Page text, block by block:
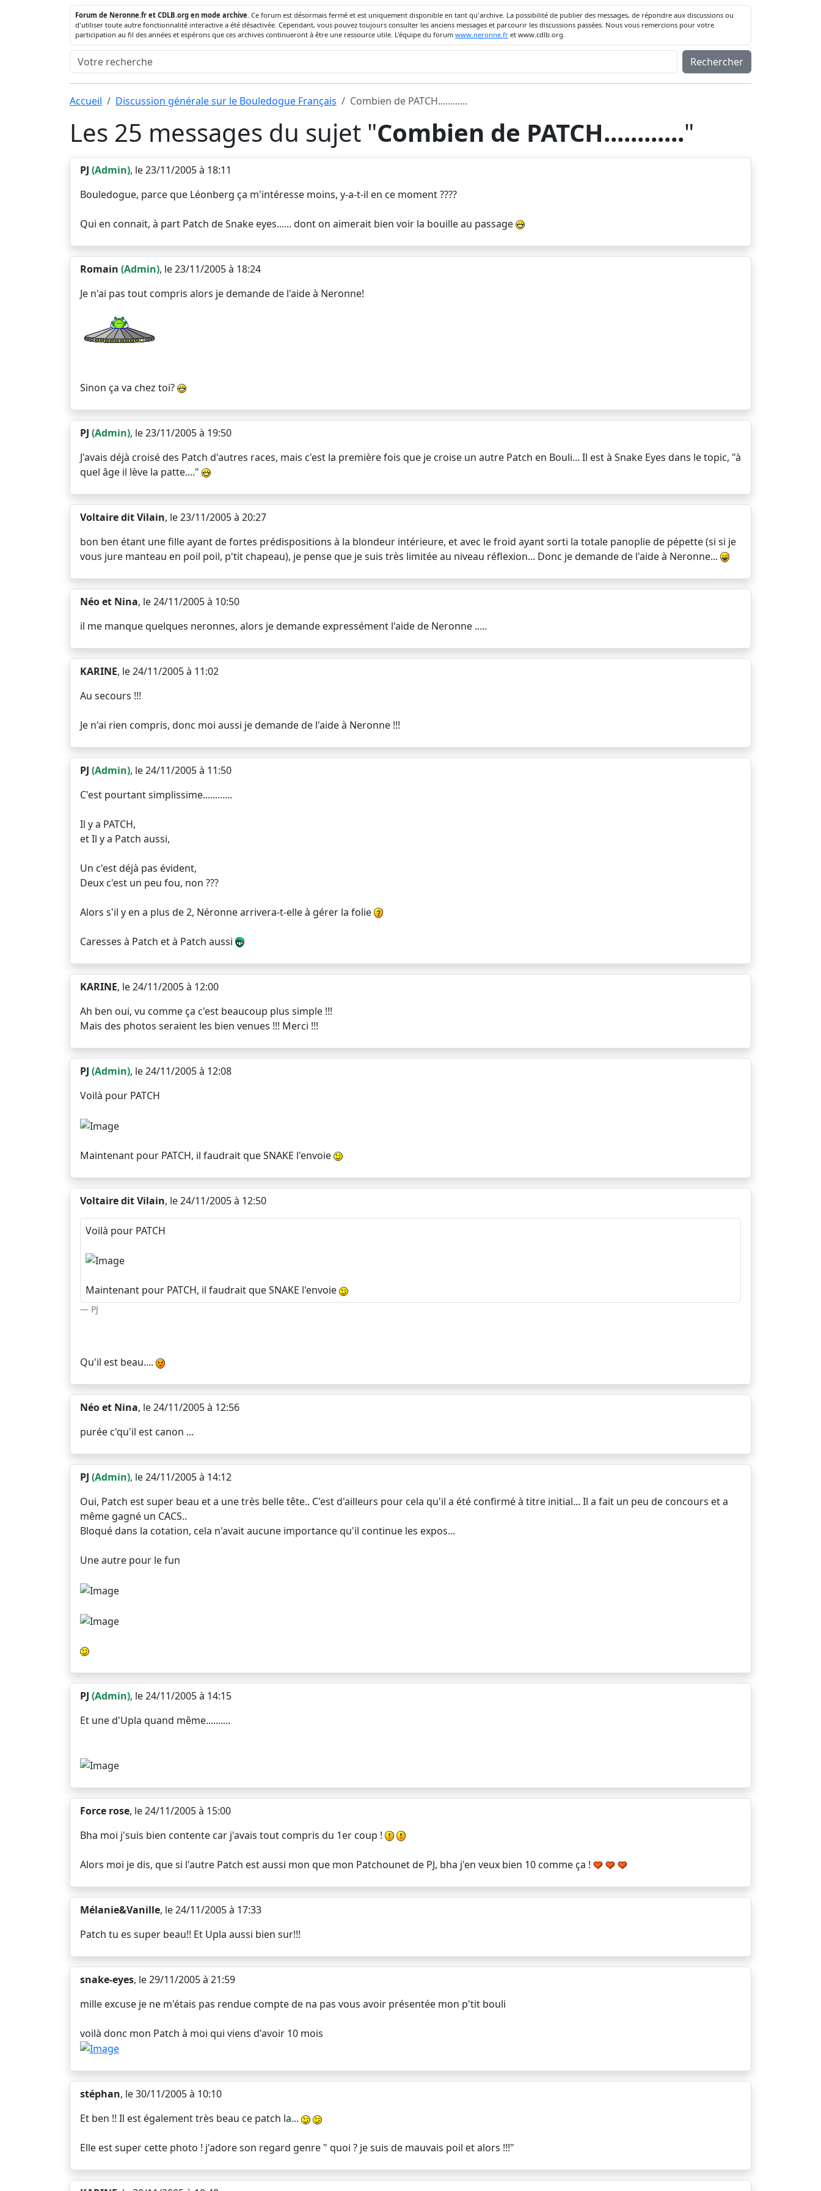
Forum de Neronne.fr et CDLB.org en mode archive. Ce forum est désormais fermé et est uniquement disponible en tant qu'archive. La possibilité de publier des messages, de répondre aux discussions ou
d'utiliser toute autre fonctionnalité interactive a été désactivée. Cependant, vous pouvez toujours consulter les anciens messages et parcourir les discussions passées. Nous vous remercions pour votre
participation au fil des années et espérons que ces archives continueront à être une ressource utile. L'équipe du forum www.neronne.fr et www.cdlb.org.
Rechercher
Accueil Discussion générale sur le Bouledogue Français Combien de PATCH............
Les 25 messages du sujet "Combien de PATCH............"
PJ (Admin), le 23/11/2005 à 18:11
Bouledogue, parce que Léonberg ça m'intéresse moins, y-a-t-il en ce moment ????
Qui en connait, à part Patch de Snake eyes...... dont on aimerait bien voir la bouille au passage
Romain (Admin), le 23/11/2005 à 18:24
Je n'ai pas tout compris alors je demande de l'aide à Neronne!
Sinon ça va chez toi?
PJ (Admin), le 23/11/2005 à 19:50
J'avais déjà croisé des Patch d'autres races, mais c'est la première fois que je croise un autre Patch en Bouli... Il est à Snake Eyes dans le topic, "à
quel âge il lève la patte...."
Voltaire dit Vilain, le 23/11/2005 à 20:27
bon ben étant une fille ayant de fortes prédispositions à la blondeur intérieure, et avec le froid ayant sorti la totale panoplie de pépette (si si je
vous jure manteau en poil poil, p'tit chapeau), je pense que je suis très limitée au niveau réflexion... Donc je demande de l'aide à Neronne...
Néo et Nina, le 24/11/2005 à 10:50
il me manque quelques neronnes, alors je demande expressément l'aide de Neronne .....
KARINE, le 24/11/2005 à 11:02
Au secours !!!
Je n'ai rien compris, donc moi aussi je demande de l'aide à Neronne !!!
PJ (Admin), le 24/11/2005 à 11:50
C'est pourtant simplissime............
Il y a PATCH,
et Il y a Patch aussi,
Un c'est déjà pas évident,
Deux c'est un peu fou, non ???
Alors s'il y en a plus de 2, Néronne arrivera-t-elle à gérer la folie
Caresses à Patch et à Patch aussi
KARINE, le 24/11/2005 à 12:00
Ah ben oui, vu comme ça c'est beaucoup plus simple !!!
Mais des photos seraient les bien venues !!! Merci !!!
PJ (Admin), le 24/11/2005 à 12:08
Voilà pour PATCH
Maintenant pour PATCH, il faudrait que SNAKE l'envoie
Voltaire dit Vilain, le 24/11/2005 à 12:50
Voilà pour PATCH
Maintenant pour PATCH, il faudrait que SNAKE l'envoie
PJ
Qu'il est beau....
Néo et Nina, le 24/11/2005 à 12:56
purée c'qu'il est canon ...
PJ (Admin), le 24/11/2005 à 14:12
Oui, Patch est super beau et a une très belle tête.. C'est d'ailleurs pour cela qu'il a été confirmé à titre initial... Il a fait un peu de concours et a
même gagné un CACS..
Bloqué dans la cotation, cela n'avait aucune importance qu'il continue les expos...
Une autre pour le fun
PJ (Admin), le 24/11/2005 à 14:15
Et une d'Upla quand même..........
Force rose, le 24/11/2005 à 15:00
Bha moi j'suis bien contente car j'avais tout compris du 1er coup !
Alors moi je dis, que si l'autre Patch est aussi mon que mon Patchounet de PJ, bha j'en veux bien 10 comme ça !
Mélanie&Vanille, le 24/11/2005 à 17:33
Patch tu es super beau!! Et Upla aussi bien sur!!!
snake-eyes, le 29/11/2005 à 21:59
mille excuse je ne m'étais pas rendue compte de na pas vous avoir présentée mon p'tit bouli
voilà donc mon Patch à moi qui viens d'avoir 10 mois
stéphan, le 30/11/2005 à 10:10
Et ben !! Il est également très beau ce patch la...
Elle est super cette photo ! j'adore son regard genre " quoi ? je suis de mauvais poil et alors !!!"